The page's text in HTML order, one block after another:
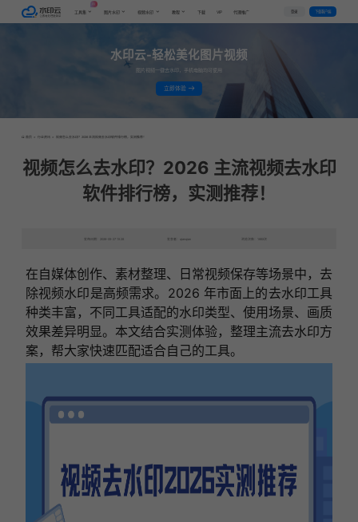
工具集 图片水印 视频水印 教程 下载 VIP 代理推广 登录 下载客户端
水印云-轻松美化图片视频
图片视频一键去水印，手机电脑均可使用
立即体验
首页 > 行业资讯 > 视频怎么去水印？2026 主流视频去水印软件排行榜，实测推荐！
视频怎么去水印？2026 主流视频去水印
软件排行榜，实测推荐！
发布日期：2026-05-27 15:28 发表者：qianqian 浏览次数：1892次
在自媒体创作、素材整理、日常视频保存等场景中，去
除视频水印是高频需求。2026 年市面上的去水印工具
种类丰富，不同工具适配的水印类型、使用场景、画质
效果差异明显。本文结合实测体验，整理主流去水印方
案，帮大家快速匹配适合自己的工具。